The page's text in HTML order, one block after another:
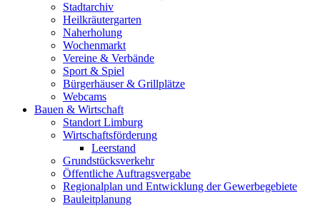
Stadtarchiv
Heilkräutergarten
Naherholung
Wochenmarkt
Vereine & Verbände
Sport & Spiel
Bürgerhäuser & Grillplätze
Webcams
Bauen & Wirtschaft
Standort Limburg
Wirtschaftsförderung
Leerstand
Grundstücksverkehr
Öffentliche Auftragsvergabe
Regionalplan und Entwicklung der Gewerbegebiete
Bauleitplanung